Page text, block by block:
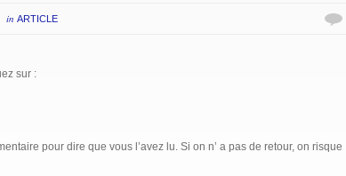
inARTICLE
sur :
pour dire que vous l’avez lu. Si on n’ a pas de retour, on risque